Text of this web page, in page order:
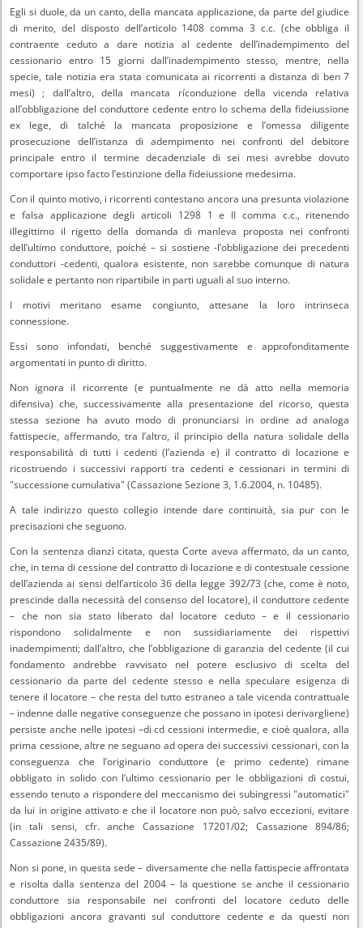
Egli si duole, da un canto, della mancata applicazione, da parte del giudice
di merito, del disposto dell’articolo 1408 comma 3 c.c. (che obbliga il
contraente ceduto a dare notizia al cedente dell’inadempimento del
cessionario entro 15 giorni dall’inadempimento stesso, mentre, nella
specie, tale notizia era stata comunicata ai ricorrenti a distanza di ben 7
mesi) ; dall’altro, della mancata ríconduzione della vicenda relativa
all’obbligazione del conduttore cedente entro lo schema della fideiussione
ex lege, di talché la mancata proposizione e l’omessa diligente
prosecuzione dell’istanza di adempimento nei confronti del debitore
principale entro il termine decadenziale di sei mesi avrebbe dovuto
comportare ipso facto l’estinzione della fideiussione medesima.
Con il quinto motivo, i ricorrenti contestano ancora una presunta violazione
e falsa applicazione degli articoli 1298 1 e II comma c.c., ritenendo
illegittimo il rigetto della domanda di manleva proposta nei confronti
dell’ultimo conduttore, poiché – si sostiene -l’obbligazione dei precedenti
conduttori -cedenti, qualora esistente, non sarebbe comunque di natura
solidale e pertanto non ripartibile in parti uguali al suo interno.
I motivi meritano esame congiunto, attesane la loro intrinseca
connessione.
Essi sono infondati, benché suggestivamente e approfonditamente
argomentati in punto di diritto.
Non ignora il ricorrente (e puntualmente ne dà atto nella memoria
difensiva) che, successivamente alla presentazione del ricorso, questa
stessa sezione ha avuto modo di pronunciarsi in ordine ad analoga
fattispecie, affermando, tra l’altro, il principio della natura solidale della
responsabilità di tutti i cedenti (l’azienda e) il contratto di locazione e
ricostruendo i successivi rapporti tra cedenti e cessionari in termini di
"successione cumulativa" (Cassazione Sezione 3, 1.6.2004, n. 10485).
A tale indirizzo questo collegio intende dare continuità, sia pur con le
precisazioni che seguono.
Con la sentenza dianzì citata, questa Corte aveva affermato, da un canto,
che, in tema di cessione del contratto di locazione e di contestuale cessione
dell’azienda ai sensi dell’articolo 36 della legge 392/73 (che, come è noto,
prescinde dalla necessità del consenso del locatore), il conduttore cedente
– che non sia stato liberato dal locatore ceduto – e il cessionario
rispondono solidalmente e non sussidiariamente dei rispettivi
inadempimenti; dall’altro, che l’obbligazione di garanzia del cedente (il cui
fondamento andrebbe ravvisato nel potere esclusivo di scelta del
cessionario da parte del cedente stesso e nella speculare esigenza di
tenere il locatore – che resta del tutto estraneo a tale vicenda contrattuale
– indenne dalle negative conseguenze che possano in ipotesi derivargliene)
persiste anche nelle ipotesi –di cd cessioni intermedie, e cioè qualora, alla
prima cessione, altre ne seguano ad opera dei successivi cessionari, con la
conseguenza che l’originario conduttore (e primo cedente) rimane
obbligato in solido con l’ultimo cessionario per le obbligazioni di costui,
essendo tenuto a rispondere del meccanismo dei subingressi "automatici"
da lui in origine attivato e che il locatore non può, salvo eccezioni, evitare
(in tali sensi, cfr. anche Cassazione 17201/02; Cassazione 894/86;
Cassazione 2435/89).
Non si pone, in questa sede – diversamente che nella fattispecie affrontata
e risolta dalla sentenza del 2004 – la questione se anche il cessionario
conduttore sia responsabile nei confronti del locatore ceduto delle
obbligazioni ancora gravanti sul conduttore cedente e da questi non